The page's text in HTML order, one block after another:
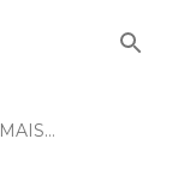
MAIS…